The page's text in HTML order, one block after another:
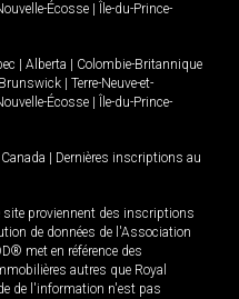
Écosse
Île-du-Prince-
Alberta
Colombie-Britannique
Terre-Neuve-et-
Écosse
Île-du-Prince-
Dernières inscriptions au
proviennent des inscriptions
de données de l'Association
met en référence des
autres que Royal
de l'information n'est pas